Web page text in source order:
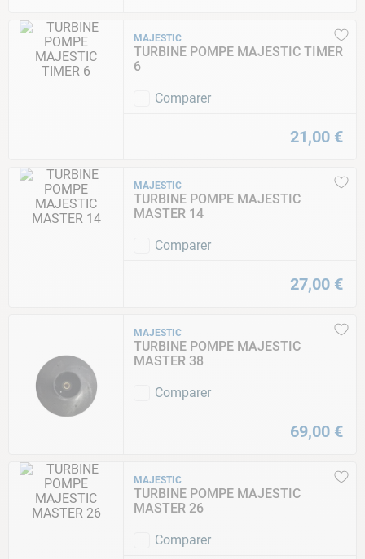
MAJESTIC
TURBINE POMPE MAJESTIC TIMER
6
Comparer
21,00 €
MAJESTIC
TURBINE POMPE MAJESTIC
MASTER 14
Comparer
27,00 €
MAJESTIC
TURBINE POMPE MAJESTIC
MASTER 38
Comparer
69,00 €
MAJESTIC
TURBINE POMPE MAJESTIC
MASTER 26
Comparer